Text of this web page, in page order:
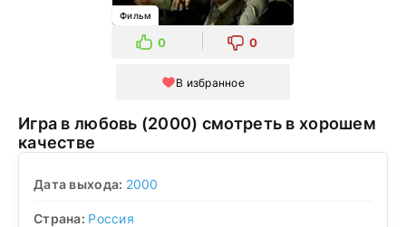
Фильм
0 0
В избранное
Игра в любовь (2000) смотреть в хорошем
качестве
Дата выхода: 2000
Страна: Россия